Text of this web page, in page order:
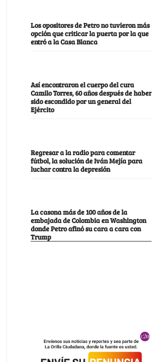
Los opositores de Petro no tuvieron más
opción que criticar la puerta por la que
entró a la Casa Blanca
Así encontraron el cuerpo del cura
Camilo Torres, 60 años después de haber
sido escondido por un general del
Ejército
Regresar a la radio para comentar
fútbol, la solución de Iván Mejía para
luchar contra la depresión
La casona más de 100 años de la
embajada de Colombia en Washington
donde Petro afinó su cara a cara con
Trump